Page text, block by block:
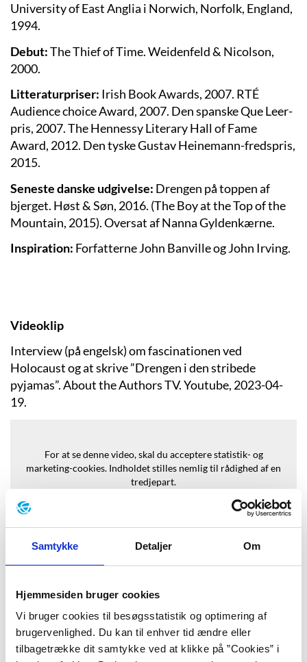
Samtykke Detaljer Om
Hjemmesiden bruger cookies
Vi bruger cookies til besøgsstatistik og optimering af
brugervenlighed. Du kan til enhver tid ændre eller
tilbagetrække dit samtykke ved at klikke på ”Cookies” i
University of East Anglia i Norwich, Norfolk, England,
1994.
Debut:The Thief of Time. Weidenfeld & Nicolson,
2000.
Litteraturpriser: Irish Book Awards, 2007. RTÉ
Audience choice Award, 2007. Den spanske Que Leer-
pris, 2007. The Hennessy Literary Hall of Fame
Award, 2012. Den tyske Gustav Heinemann-fredspris,
2015.
Seneste danske udgivelse: Drengen på toppen af
bjerget. Høst & Søn, 2016. (The Boy at the Top of the
Mountain, 2015). Oversat af Nanna Gyldenkærne.
Inspiration: Forfatterne John Banville og John Irving.
Videoklip
Interview (på engelsk) om fascinationen ved
Holocaust og at skrive ”Drengen i den stribede
pyjamas”. About the Authors TV. Youtube, 2023-04-
19.
For at se denne video, skal du acceptere statistik- og
marketing-cookies. Indholdet stilles nemlig til rådighed af en
tredjepart.
Baggrund